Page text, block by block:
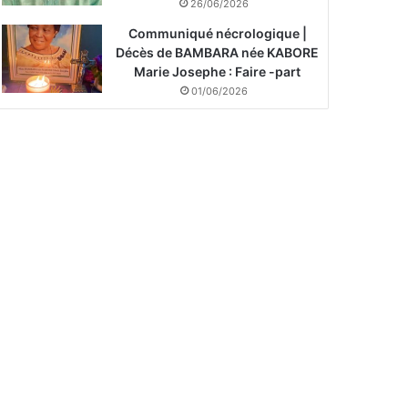
26/06/2026
Communiqué nécrologique |
Décès de BAMBARA née KABORE
Marie Josephe : Faire -part
01/06/2026